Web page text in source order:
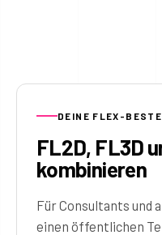
DEINE FLEX-
FL2D, FL3D
kombinieren
Für Consultants und
einen öffentlichen